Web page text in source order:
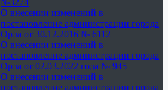
№3274
О внесении изменений в
постановление администрации города
Орла от 30.12.2016 № 6112
О внесении изменений в
постановление администрации города
Орла от 02.03.2022 года № 945
О внесении изменений в
постановление администрации города